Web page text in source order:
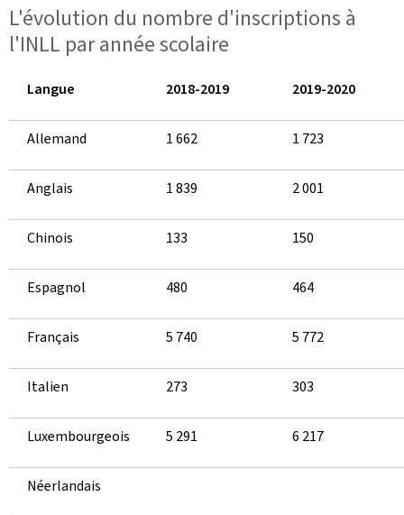
L'évolution du nombre d'inscriptions à
l'INLL par année scolaire
Langue 2018-2019 2019-2020
Allemand 1 662 1 723
Anglais 1 839 2 001
Chinois 133 150
Espagnol 480 464
Français 5 740 5 772
Italien 273 303
Luxembourgeois 5 291 6 217
Néerlandais